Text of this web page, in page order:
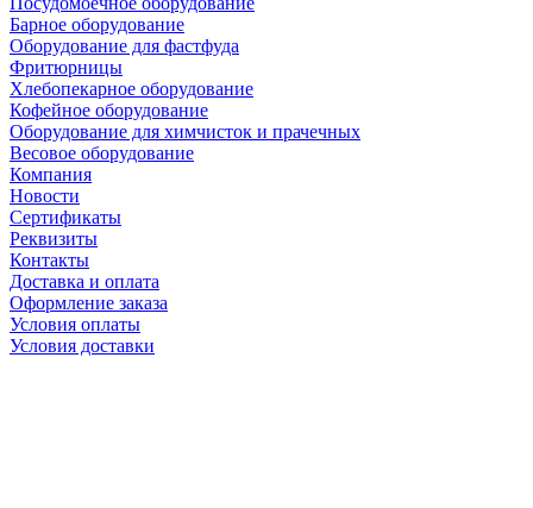
Барное оборудование
Оборудование для фастфуда
Фритюрницы
Хлебопекарное оборудование
Кофейное оборудование
Оборудование для химчисток и прачечных
Весовое оборудование
Компания
Новости
Сертификаты
Реквизиты
Контакты
Доставка и оплата
Оформление заказа
Условия оплаты
Условия доставки